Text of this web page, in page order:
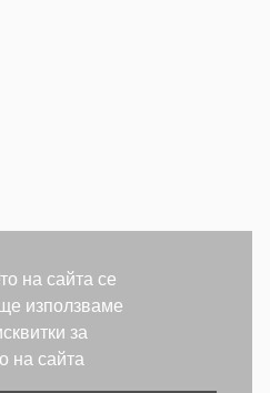
на сайта се
използваме
за
на сайта